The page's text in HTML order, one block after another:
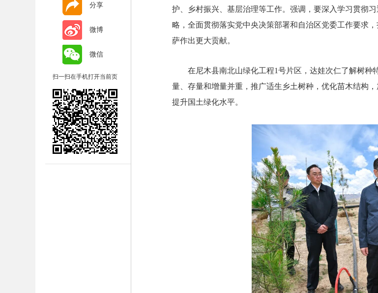
分享
微博
微信
扫一扫在手机打开当前页
护、乡村振兴、基层治理等工作。强调，要深入学习贯彻
略，全面贯彻落实党中央决策部署和自治区党委工作要求
萨作出更大贡献。
在尼木县南北山绿化工程1号片区，达娃次仁了解树
量、存量和增量并重，推广适生乡土树种，优化苗木结构
提升国土绿化水平。